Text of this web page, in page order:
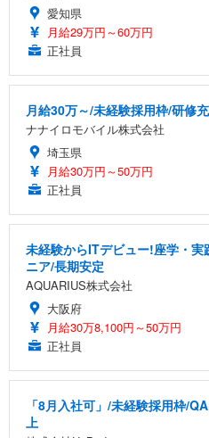
愛知県
月給29万円～60万円
正社員
月給30万～/未経験採用枠/研修
ナナイロモバイル株式会社
埼玉県
月給30万円～50万円
正社員
未経験からITデビュー!座学・
ニア/長期安定
AQUARIUS株式会社
大阪府
月給30万8,100円～50万円
正社員
「8月入社可」/未経験採用枠/
上